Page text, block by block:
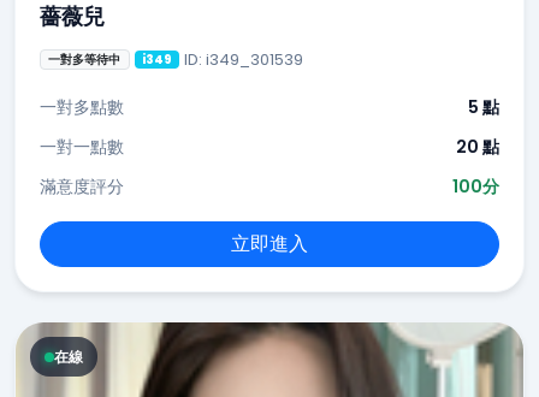
薔薇兒
一對多等待中 i349 ID: i349_301539
一對多點數
5 點
一對一點數
20 點
滿意度評分
100分
立即進入
在線